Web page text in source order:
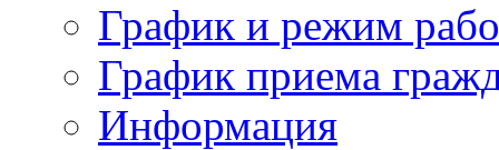
График и режим
График приема
Информация